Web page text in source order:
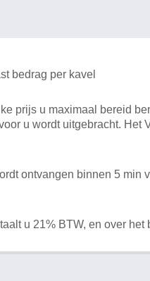
bedrag per kavel
prijs u maximaal bereid
u wordt uitgebracht.
ontvangen binnen 5
u 21% BTW, en over het